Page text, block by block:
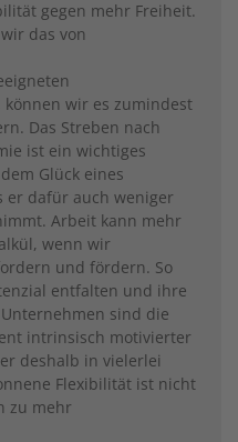
gegen mehr Freiheit.
das von
wir es zumindest
Das Streben nach
ist ein wichtiges
Glück eines
er dafür auch weniger
Arbeit kann mehr
wenn wir
und fördern. So
entfalten und ihre
sind die
intrinsisch motivierter
deshalb in vielerlei
Flexibilität ist nicht
zu mehr